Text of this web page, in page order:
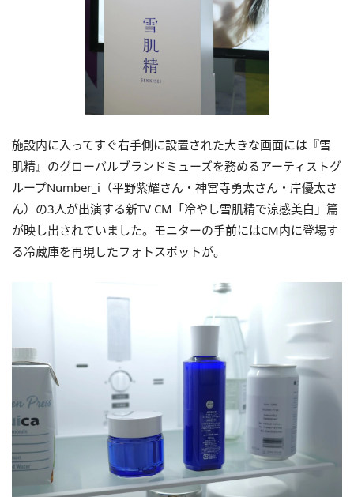
施設内に入ってすぐ右手側に設置された大きな画面には『雪
肌精』のグローバルブランドミューズを務めるアーティストグ
ループNumber_i（平野紫耀さん・神宮寺勇太さん・岸優太さ
ん）の3人が出演する新TV CM「冷やし雪肌精で涼感美白」篇
が映し出されていました。モニターの手前にはCM内に登場す
る冷蔵庫を再現したフォトスポットが。